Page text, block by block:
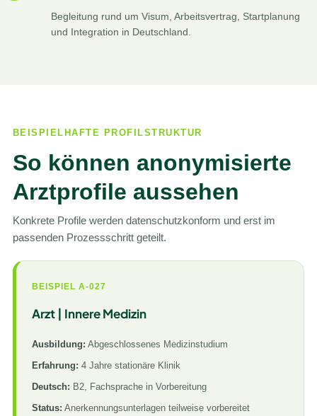
Begleitung rund um Visum, Arbeitsvertrag, Startplanung
und Integration in Deutschland.
BEISPIELHAFTE PROFILSTRUKTUR
So können anonymisierte
Arztprofile aussehen
Konkrete Profile werden datenschutzkonform und erst im
passenden Prozessschritt geteilt.
BEISPIEL A-027
Arzt | Innere Medizin
Ausbildung: Abgeschlossenes Medizinstudium
Erfahrung: 4 Jahre stationäre Klinik
Deutsch: B2, Fachsprache in Vorbereitung
Status: Anerkennungsunterlagen teilweise vorbereitet